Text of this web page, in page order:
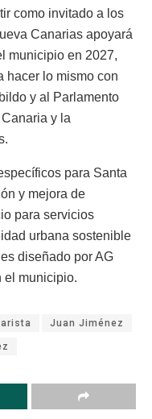
como invitado a los
Canarias apoyará
municipio en 2027,
hacer lo mismo con
y al Parlamento
y la
para Santa
y mejora de
para servicios
urbana sostenible
diseñado por AG
el municipio.
Juan Jiménez